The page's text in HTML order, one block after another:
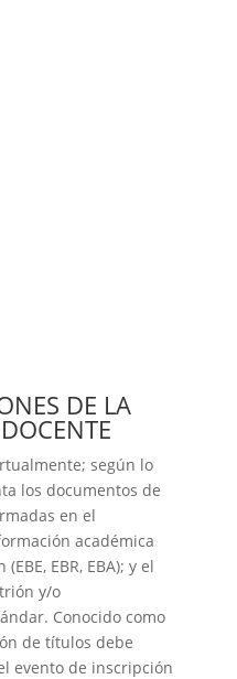
DE LA
según lo
los documentos de
en el
académica
EBR, EBA); y el
y/o
Conocido como
de títulos debe
evento de inscripción